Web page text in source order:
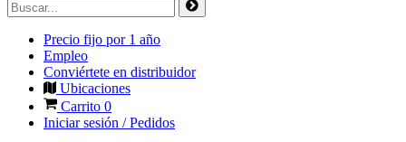
Precio fijo por 1 año
Empleo
Conviértete en distribuidor
Ubicaciones
Carrito 0
Iniciar sesión / Pedidos